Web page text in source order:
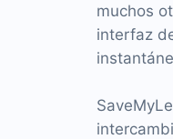
muchos
interfaz